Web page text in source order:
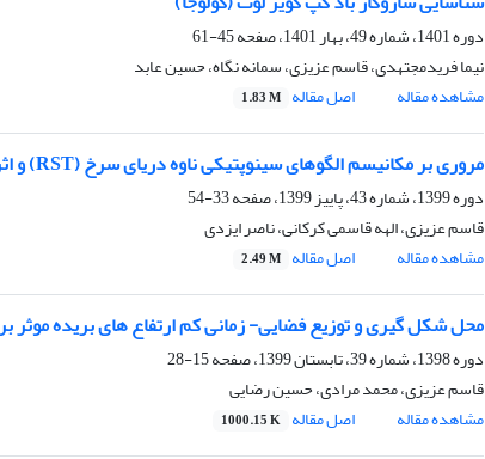
دوره 1401، شماره 49، بهار 1401، صفحه
45-61
نیما فریدمجتهدی، قاسم عزیزی، سمانه نگاه، حسین عابد
مشاهده مقاله
اصل مقاله 1.83 M
مروری بر مکانیسم الگوهای سینوپتیکی ناوه دریای سرخ (RST) و اثرش بر بارش‌های ایران
دوره 1399، شماره 43، پاییز 1399، صفحه
33-54
قاسم عزیزی، الهه قاسمی کرکانی، ناصر ایزدی
مشاهده مقاله
اصل مقاله 2.49 M
محل شکل گیری و توزیع فضایی- زمانی کم ارتفاع های بریده موثر
دوره 1398، شماره 39، تابستان 1399، صفحه
15-28
قاسم عزیزی، محمد مرادی، حسین رضایی
مشاهده مقاله
اصل مقاله 1000.15 K